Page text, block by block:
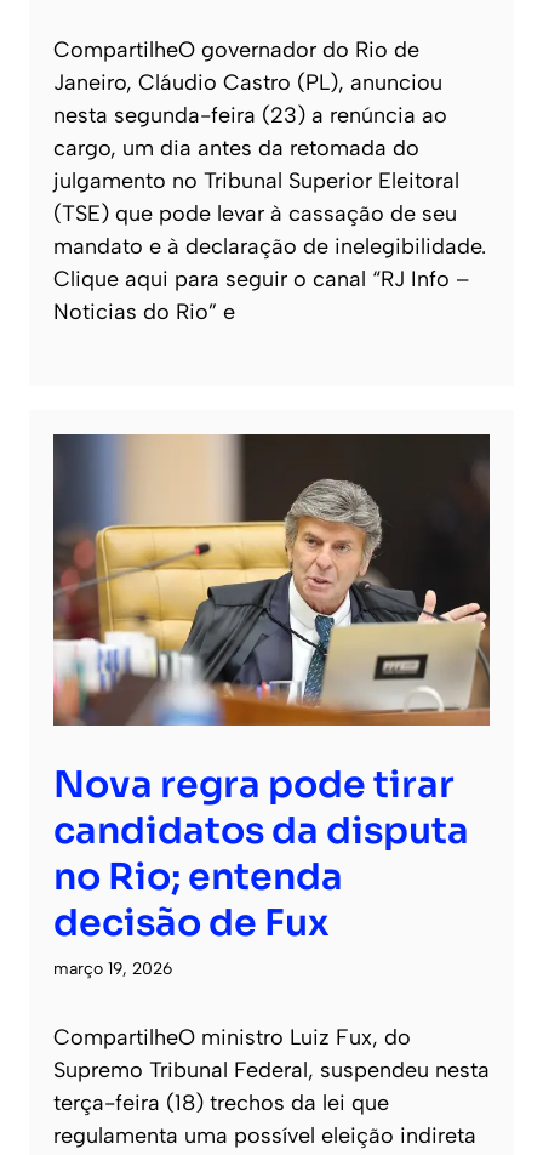
CompartilheO governador do Rio de
Janeiro, Cláudio Castro (PL), anunciou
nesta segunda-feira (23) a renúncia ao
cargo, um dia antes da retomada do
julgamento no Tribunal Superior Eleitoral
(TSE) que pode levar à cassação de seu
mandato e à declaração de inelegibilidade.
Clique aqui para seguir o canal “RJ Info –
Noticias do Rio” e
Nova regra pode tirar
candidatos da disputa
no Rio; entenda
decisão de Fux
março 19, 2026
CompartilheO ministro Luiz Fux, do
Supremo Tribunal Federal, suspendeu nesta
terça-feira (18) trechos da lei que
regulamenta uma possível eleição indireta